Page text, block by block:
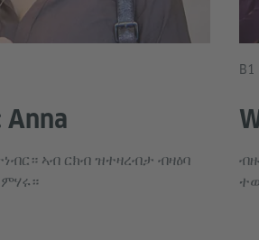
Anna
ኣብ ርክብ ዝተዛረብታ ብዛዕባ
B1